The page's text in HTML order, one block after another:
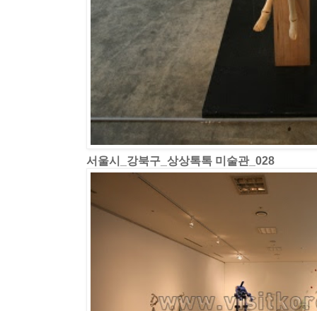
서울시_강북구_상상톡톡 미술관_028